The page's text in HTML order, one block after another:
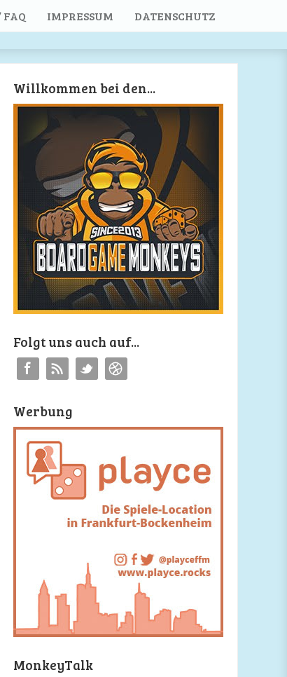
FAQ IMPRESSUM DATENSCHUTZ
Willkommen bei den...
Folgt uns auch auf...
Werbung
MonkeyTalk